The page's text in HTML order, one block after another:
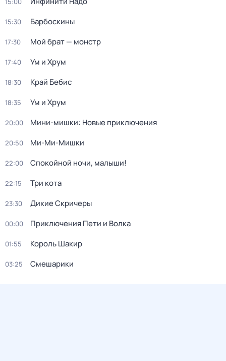
15:30 Барбоскины
17:30 Мой брат — монстр
17:40 Ум и Хрум
18:30 Край Бебис
18:35 Ум и Хрум
20:00 Мини-мишки: Новые приключения
20:50 Ми-Ми-Мишки
22:00 Спокойной ночи, малыши!
22:15 Три кота
23:30 Дикие Скричеры
00:00 Приключения Пети и Волка
01:55 Король Шакир
03:25 Смешарики